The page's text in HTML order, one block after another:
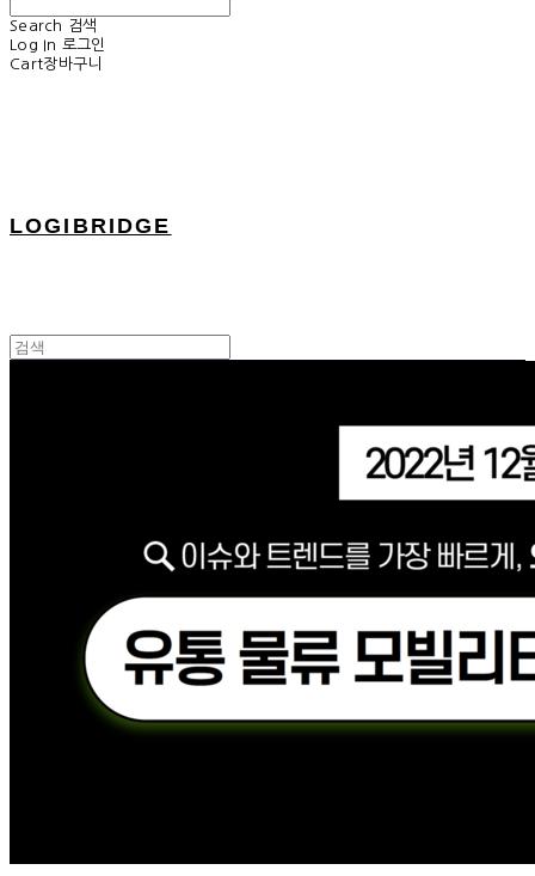
Search
검색
Log In 로그인
Cart장바구니
LOGIBRIDGE